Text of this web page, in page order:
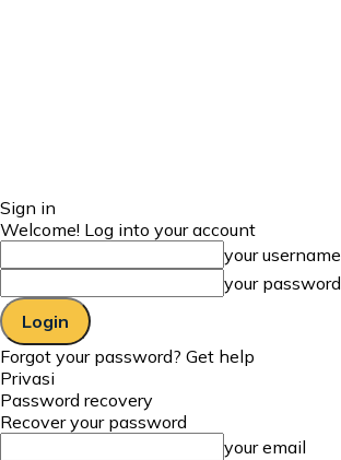
Sign in
Welcome! Log into your account
your username
your password
Forgot your password? Get help
Privasi
Password recovery
Recover your password
your email